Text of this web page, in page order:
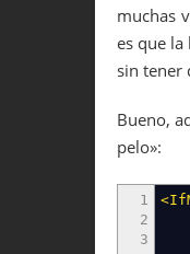
37
39
40
43
44
?>
muchas
es que
sin tener
Bueno,
pelo»:
1
2
3